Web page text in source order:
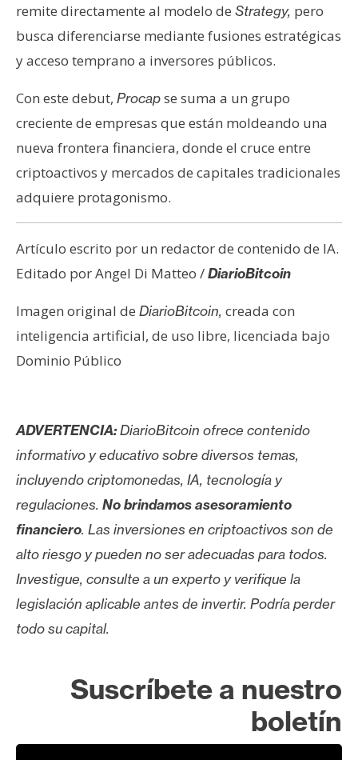
remite directamente al modelo de Strategy, pero
busca diferenciarse mediante fusiones estratégicas
y acceso temprano a inversores públicos.
Con este debut, Procapse suma a un grupo
creciente de empresas que están moldeando una
nueva frontera financiera, donde el cruce entre
criptoactivos y mercados de capitales tradicionales
adquiere protagonismo.
Artículo escrito por un redactor de contenido de IA.
Editado por Angel Di Matteo /DiarioBitcoin
Imagen original de DiarioBitcoin, creada con
inteligencia artificial, de uso libre, licenciada bajo
Dominio Público
ADVERTENCIA:DiarioBitcoin ofrece contenido
informativo y educativo sobre diversos temas,
incluyendo criptomonedas, IA, tecnología y
regulaciones. No brindamos asesoramiento
financiero. Las inversiones en criptoactivos son de
alto riesgo y pueden no ser adecuadas para todos.
Investigue, consulte a un experto y verifique la
legislación aplicable antes de invertir. Podría perder
todo su capital.
Suscríbete a nuestro
boletín